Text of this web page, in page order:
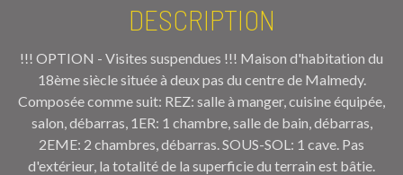
DESCRIPTION
!!! OPTION - Visites suspendues !!! Maison d'habitation du
18ème siècle située à deux pas du centre de Malmedy.
Composée comme suit: REZ: salle à manger, cuisine équipée,
salon, débarras, 1ER: 1 chambre, salle de bain, débarras,
2EME: 2 chambres, débarras. SOUS-SOL: 1 cave. Pas
d'extérieur, la totalité de la superficie du terrain est bâtie.